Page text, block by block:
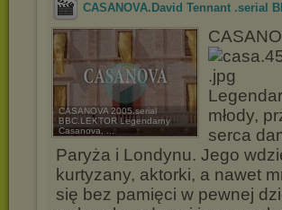
CASANOVA.David Tennant .serial
CASANOVA 2005.serial
BBC.LEKTOR Legendarny
Casanova, ...
młody,
serca
Paryża i Londynu. Jego
kurtyzany, aktorki, a nawet
się bez pamięci w pewnej